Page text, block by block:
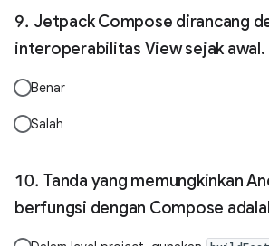
Jetpack Compose dirancang
interoperabilitas View sejak awal.
Benar
Salah
Tanda yang memungkinkan
berfungsi dengan Compose